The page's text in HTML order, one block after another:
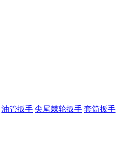
油管扳手 尖尾棘轮扳手 套筒扳手